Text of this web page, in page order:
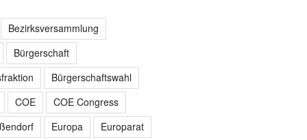
Bezirksversammlung
Bürgerschaft
Bürgerschaftswahl
COE
COE Congress
Europa
Europarat